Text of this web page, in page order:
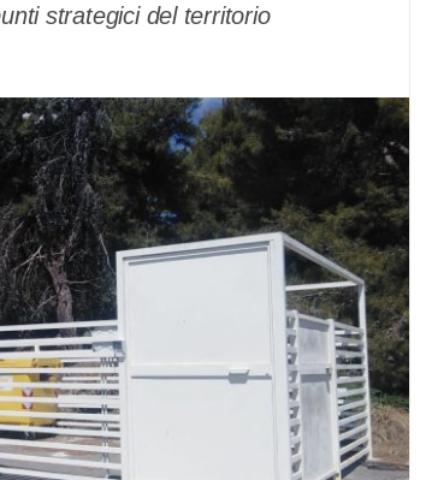
strategici del territorio